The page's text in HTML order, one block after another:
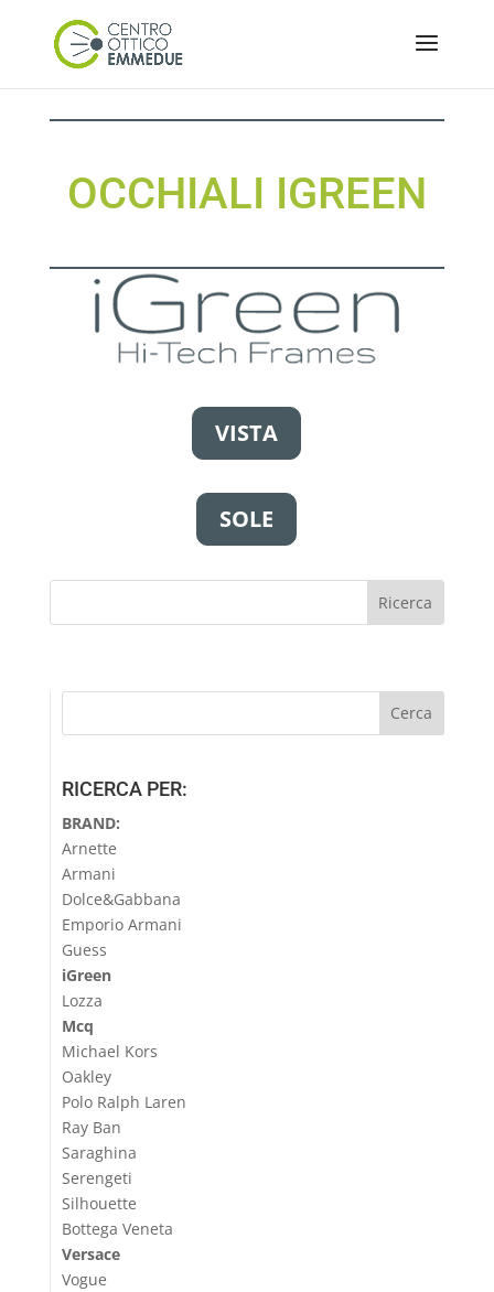
OCCHIALI IGREEN
VISTA
SOLE
RICERCA PER:
BRAND:
Arnette
Armani
Dolce&Gabbana
Emporio Armani
Guess
iGreen
Lozza
Mcq
Michael Kors
Oakley
Polo Ralph Laren
Ray Ban
Saraghina
Serengeti
Silhouette
Bottega Veneta
Versace
Vogue